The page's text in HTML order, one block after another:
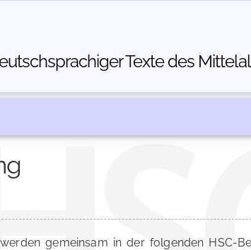
Texte des
werden gemeinsam in der folgenden HSC-